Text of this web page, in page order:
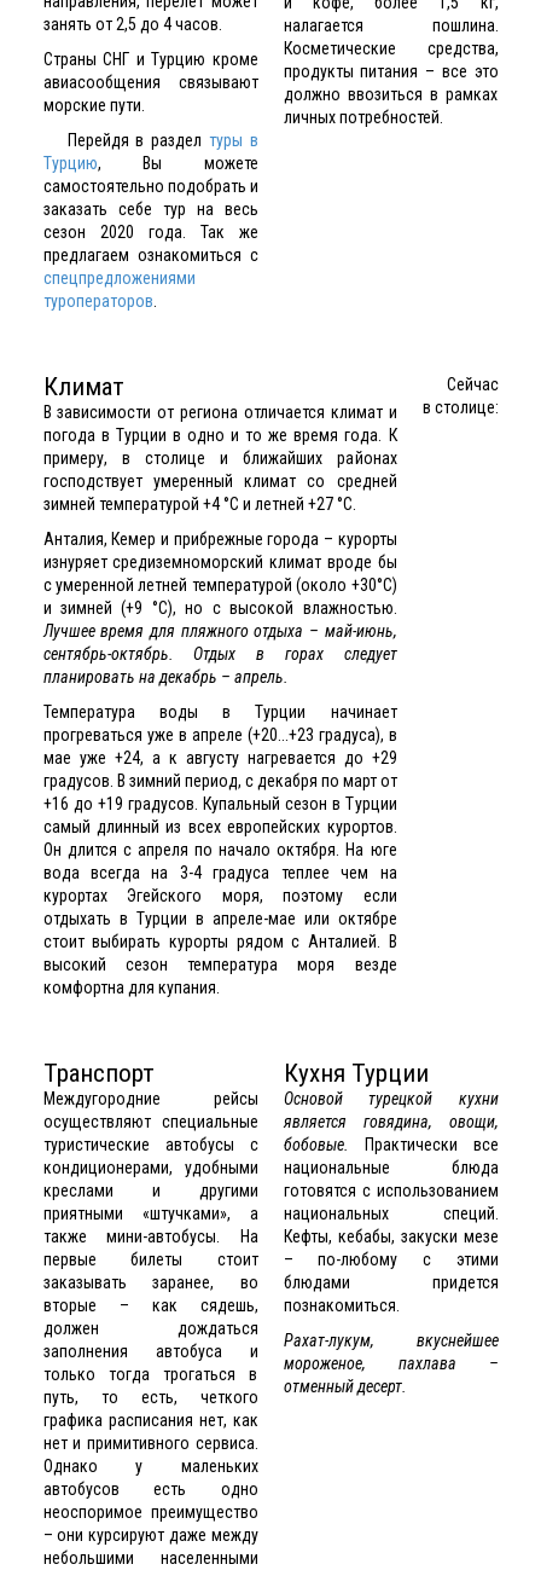
занять от 2,5 до 4 часов.
Страны СНГ и Турцию кроме
авиасообщения связывают
морские пути.
Перейдя в раздел туры в
Турцию, Вы можете
самостоятельно подобрать и
заказать себе тур на весь
сезон 2020 года. Так же
предлагаем ознакомиться с
спецпредложениями
туроператоров
налагается пошлина.
Косметические средства,
продукты питания – все это
должно ввозиться в рамках
личных потребностей.
Климат
В зависимости от региона отличается климат и
погода в Турции в одно и то же время года. К
примеру, в столице и ближайших районах
господствует умеренный климат со средней
зимней температурой +4 °C и летней +27 °C.
Анталия, Кемер и прибрежные города – курорты
изнуряет средиземноморский климат вроде бы
с умеренной летней температурой (около +30°C)
и зимней (+9 °C), но с высокой влажностью.
Лучшее время для пляжного отдыха – май-июнь,
сентябрь-октябрь. Отдых в горах следует
планировать на декабрь – апрель.
Температура воды в Турции начинает
прогреваться уже в апреле (+20...+23 градуса), в
мае уже +24, а к августу нагревается до +29
градусов. В зимний период, с декабря по март от
+16 до +19 градусов. Купальный сезон в Турции
самый длинный из всех европейских курортов.
Он длится с апреля по начало октября. На юге
вода всегда на 3-4 градуса теплее чем на
курортах Эгейского моря, поэтому если
отдыхать в Турции в апреле-мае или октябре
стоит выбирать курорты рядом с Анталией. В
высокий сезон температура моря везде
комфортна для купания.
Сейчас
в столице:
Транспорт
Междугородние рейсы
осуществляют специальные
туристические автобусы с
кондиционерами, удобными
креслами и другими
приятными «штучками», а
также мини-автобусы. На
первые билеты стоит
заказывать заранее, во
вторые – как сядешь,
должен дождаться
заполнения автобуса и
только тогда трогаться в
путь, то есть, четкого
графика расписания нет, как
нет и примитивного сервиса.
Однако у маленьких
автобусов есть одно
неоспоримое преимущество
– они курсируют даже между
небольшими населенными
Кухня Турции
Основой турецкой кухни
является говядина, овощи,
бобовые.
Практически все
национальные блюда
готовятся с использованием
национальных специй.
Кефты, кебабы, закуски мезе
– по-любому с этими
блюдами придется
познакомиться.
Рахат-лукум, вкуснейшее
мороженое, пахлава –
отменный десерт.